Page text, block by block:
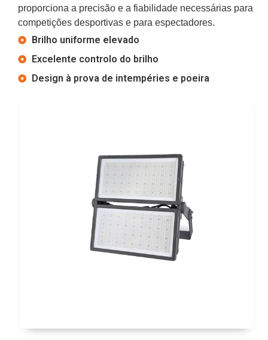
proporciona a precisão e a fiabilidade necessárias para
competições desportivas e para espectadores.
Brilho uniforme elevado
Excelente controlo do brilho
Design à prova de intempéries e poeira